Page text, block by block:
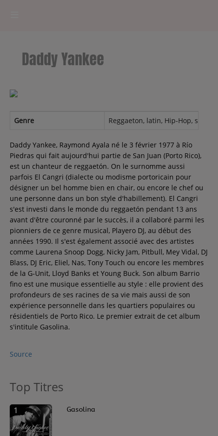
RADIOPLAYER
PODCASTS
CONCOURS
Contact
Contact
Régie Publicitaire
Fréquences
SE CONNECTER
Daddy Yankee
Genre Reggaeton, latin, Hip-Hop,
Daddy Yankee, Raymond Ayala né le 3 février 1977 à Río
Piedras qui fait aujourd'hui partie de San Juan (Porto Rico),
est un chanteur de reggaetón. On le surnomme aussi
parfois El Cangri (dialecte ou modisme portoricain pour
désigner un bel homme bien en chair, ou encore le chef ou
une personne dans un bon style d'habillement). El Cangri
s'est investi dans le monde du reggaetón pendant 13 ans
avant d'être couronné par le succès, il a collaboré parmi les
pionniers de ce genre musical, Playero DJ, au début des
années 1990. Il s'est également associé avec des artistes
comme Laurena Snoop Dogg, Nicky Jam, Pitbull, Mey Vidal, DJ
Blass, DJ Eric, Eliel, Nas, Tony Touch ou encore les membres
de la G-Unit, Lloyd Banks et Young Buck. Son album Barrio
fino est une musique essentielle au style : elle provient des
profondeurs de ses racines de sa vie mais aussi de son
expérience personnelle dans les quartiers populaires ou
résidentiels de Porto Rico. Le premier extrait de cet album
s'intitule Gasolina.
Source
Top Titres
1 Gasolina